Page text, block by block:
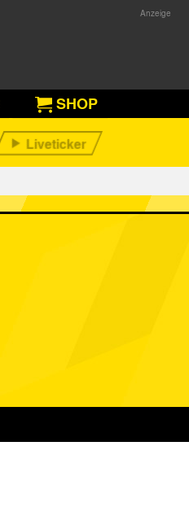
SHOP